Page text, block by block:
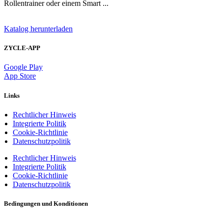
Rollentrainer oder einem Smart ...
Katalog herunterladen
ZYCLE-APP
Google Play
App Store
Links
Rechtlicher Hinweis
Integrierte Politik
Cookie-Richtlinie
Datenschutzpolitik
Rechtlicher Hinweis
Integrierte Politik
Cookie-Richtlinie
Datenschutzpolitik
Bedingungen und Konditionen